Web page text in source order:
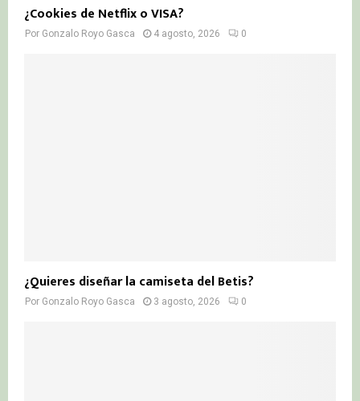
¿Cookies de Netflix o VISA?
Por Gonzalo Royo Gasca 4 agosto, 2026 0
¿Quieres diseñar la camiseta del Betis?
Por Gonzalo Royo Gasca 3 agosto, 2026 0